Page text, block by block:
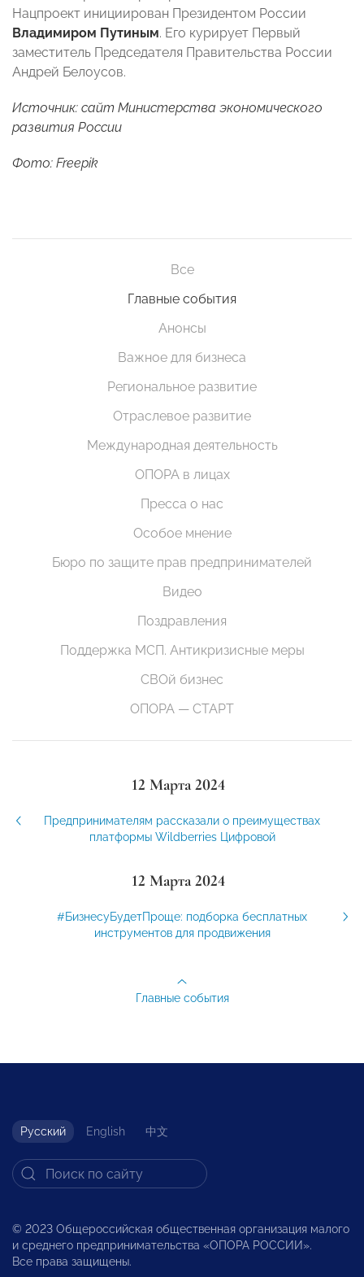
Нацпроект инициирован Президентом России
Владимиром Путиным. Его курирует Первый
заместитель Председателя Правительства России
Андрей Белоусов.
Источник: сайт Министерства экономического
развития России
Фото: Freepik
Все
Главные события
Анонсы
Важное для бизнеса
Региональное развитие
Отраслевое развитие
Международная деятельность
ОПОРА в лицах
Пресса о нас
Особое мнение
Бюро по защите прав предпринимателей
Видео
Поздравления
Поддержка МСП. Антикризисные меры
СВОй бизнес
ОПОРА — СТАРТ
12 Марта 2024
Предпринимателям рассказали о преимуществах
платформы Wildberries Цифровой
12 Марта 2024
#БизнесуБудетПроще: подборка бесплатных
инструментов для продвижения
Главные события
Русский English 中文
© 2023 Общероссийская общественная организация малого
и среднего предпринимательства «ОПОРА РОССИИ».
Все права защищены.